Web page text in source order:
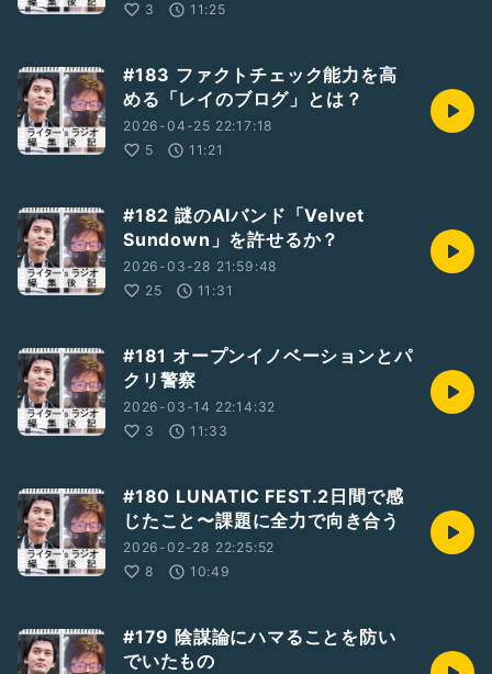
3
11:25
#183 ファクトチェック能力を高
める「レイのブログ」とは？
2026-04-25 22:17:18
5
11:21
#182 謎のAIバンド「Velvet
Sundown」を許せるか？
2026-03-28 21:59:48
25
11:31
#181 オープンイノベーションとパ
クリ警察
2026-03-14 22:14:32
3
11:33
#180 LUNATIC FEST.2日間で感
じたこと〜課題に全力で向き合う
2026-02-28 22:25:52
8
10:49
#179 陰謀論にハマることを防い
でいたもの